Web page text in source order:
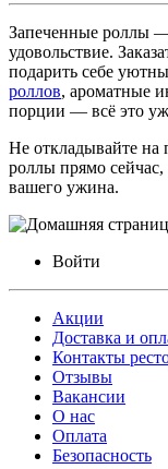
Запеченные роллы
удовольствие.
подарить себе
роллов, ароматные
порции — всё это
Не откладывайте на
роллы прямо
вашего ужина.
Войти
Акции
Доставка и
Контакты
Отзывы
Вакансии
О нас
Оплата
Безопасность